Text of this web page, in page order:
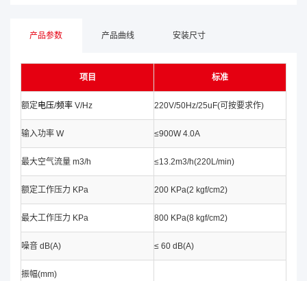
产品参数 产品曲线 安装尺寸
项目 标准
额定电压/频率 V/Hz 220V/50Hz/25uF(可按要求作)
输入功率 W ≤900W 4.0A
最大空气流量 m3/h ≤13.2m3/h(220L/min)
额定工作压力 KPa 200 KPa(2 kgf/cm2)
最大工作压力 KPa 800 KPa(8 kgf/cm2)
噪音 dB(A) ≤ 60 dB(A)
振幅(mm)